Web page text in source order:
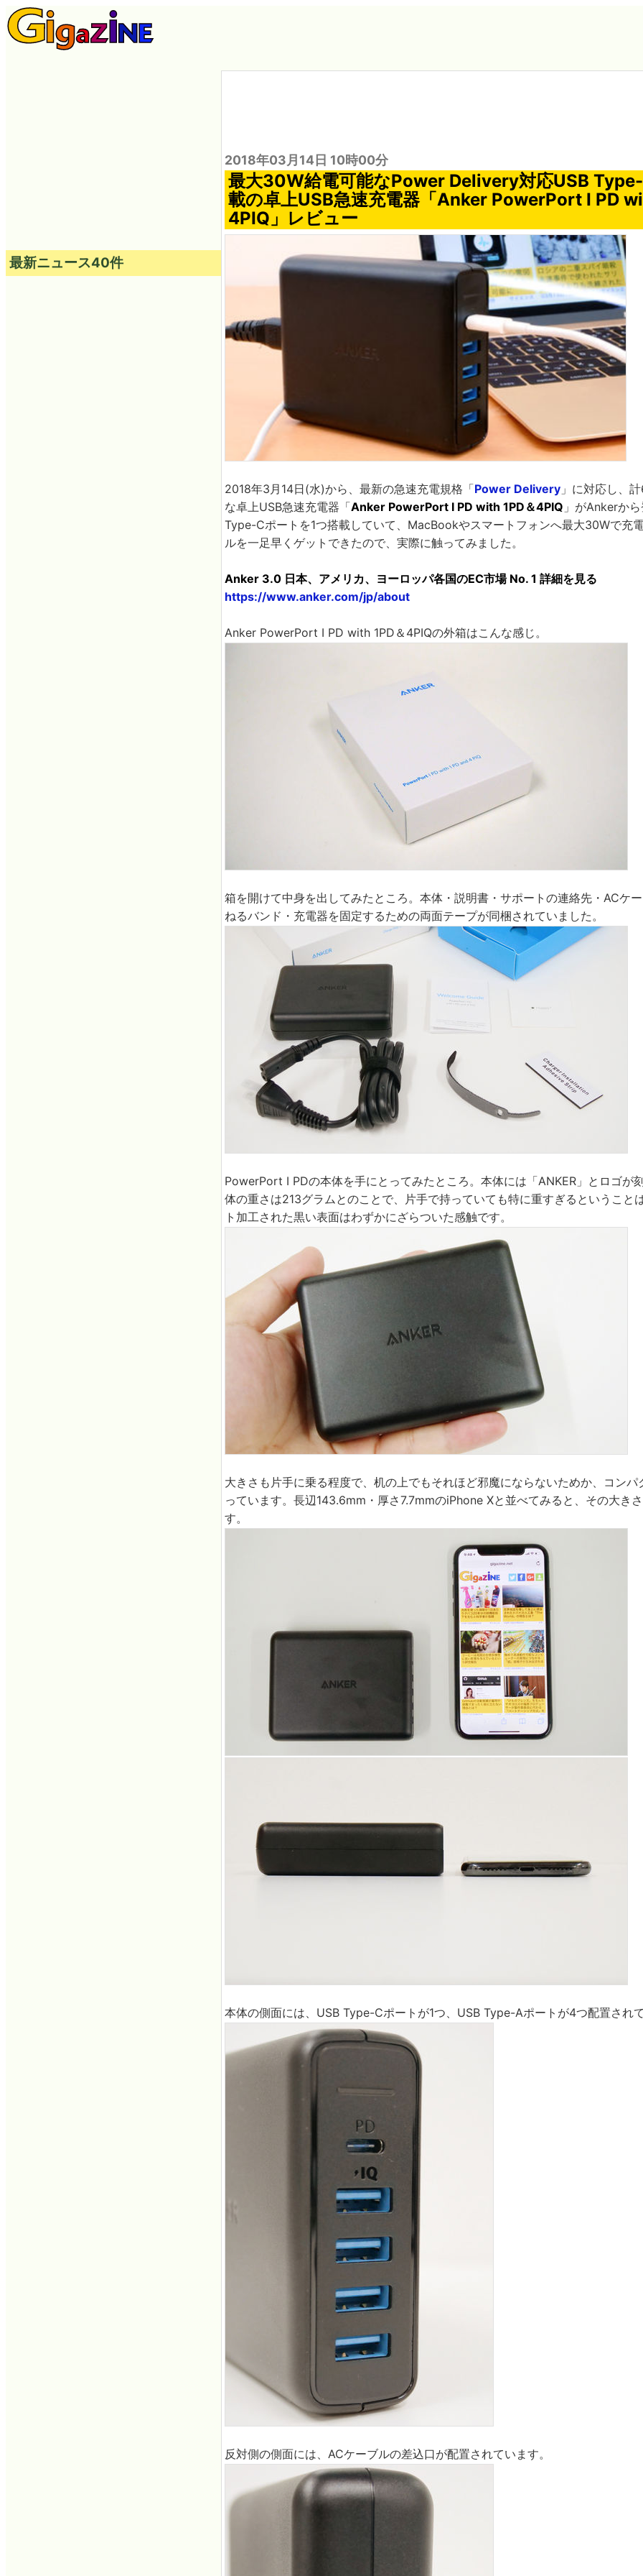
2018年03月14日 10時00分
最大30W給電可能なPower Delivery対応USB
載の卓上USB急速充電器「Anker PowerPort I PD
4PIQ」レビュー
2018年3月14日(水)から、最新の急速充電規格「Power Delivery 」に対応し、
な卓上USB急速充電器「Anker PowerPort I PD with 1PD＆4PIQ 」がAnkerか
Type-Cポートを1つ搭載していて、MacBookやスマートフォンへ最大30Wで充
ルを一足早くゲットできたので、実際に触ってみました。
Anker 3.0 日本、アメリカ、ヨーロッパ各国のEC市場 No. 1 詳細を見る
https://www.anker.com/jp/about
Anker PowerPort I PD with 1PD＆4PIQの外箱はこんな感じ。
箱を開けて中身を出してみたところ。本体・説明書・サポートの連絡先・ACケ
ねるバンド・充電器を固定するための両面テープが同梱されていました。
PowerPort I PDの本体を手にとってみたところ。本体には「ANKER」とロゴが
体の重さは213グラムとのことで、片手で持っていても特に重すぎるということ
ト加工された黒い表面はわずかにざらついた感触です。
大きさも片手に乗る程度で、机の上でもそれほど邪魔にならないためか、コンパ
っています。長辺143.6mm・厚さ7.7mmのiPhone Xと並べてみると、その大き
す。
本体の側面には、USB Type-Cポートが1つ、USB Type-Aポートが4つ配置され
反対側の側面には、ACケーブルの差込口が配置されています。
最新ニュース40件